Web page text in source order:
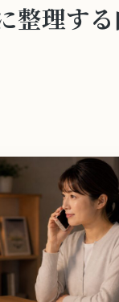
整理する